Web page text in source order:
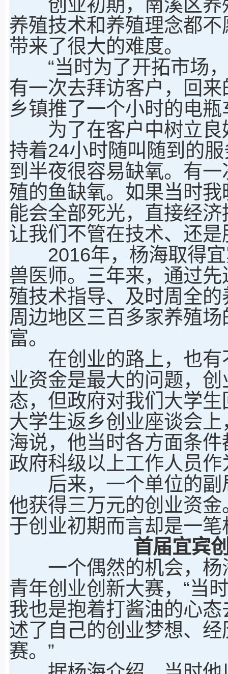
养殖技术和养殖理念都
带来了很大的难度。
“当时为了开拓市场，
有一次去拜访客户，回
乡镇推了一个小时的电
为了在客户中树立良
持着24小时随叫随到的
到半夜很容易缺氧。有
殖的鱼缺氧。如果当时
能会全部死光，直接经
让我们不管在技术、还
2016年，杨海取得宜
兽医师。三年来，通过
殖技术指导、及时周全
周边地区三百多家养殖
富。
在创业的路上，也有
业资金是最大的问题，
态，但政府对我们大学
大学生返乡创业座谈会
海说，他当时各方面条
政府科级以上工作人员
后来，一个单位的副
他获得三万元的创业资
于创业初期而言却是一笔
首届宜宾
一个偶然的机会，杨
青年创业创新大赛，“当
我也是抱着打酱油的心
述了自己的创业梦想、
赛。”